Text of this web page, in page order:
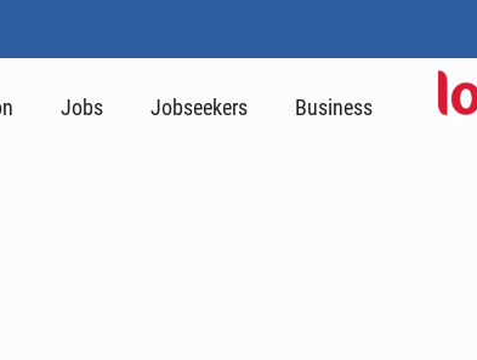
Jobs Jobseekers Business